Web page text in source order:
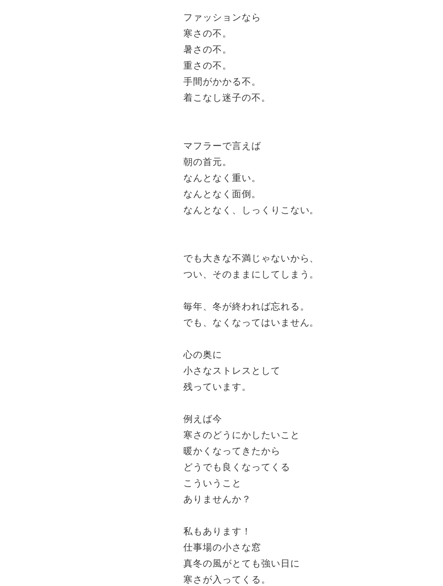
ファッションなら
寒さの不。
暑さの不。
重さの不。
手間がかかる不。
着こなし迷子の不。
マフラーで言えば
朝の首元。
なんとなく重い。
なんとなく面倒。
なんとなく、しっくりこない。
でも大きな不満じゃないから、
つい、そのままにしてしまう。
毎年、冬が終われば忘れる。
でも、なくなってはいません。
心の奥に
小さなストレスとして
残っています。
例えば今
寒さのどうにかしたいこと
暖かくなってきたから
どうでも良くなってくる
こういうこと
ありませんか？
私もあります！
仕事場の小さな窓
真冬の風がとても強い日に
寒さが入ってくる。